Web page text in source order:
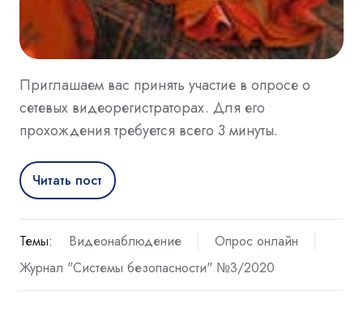
Приглашаем вас принять участие в опросе о
сетевых видеорегистраторах. Для его
прохождения требуется всего 3 минуты.
Читать пост
Темы: Видеонаблюдение
Опрос онлайн
Журнал "Системы безопасности" №3/2020